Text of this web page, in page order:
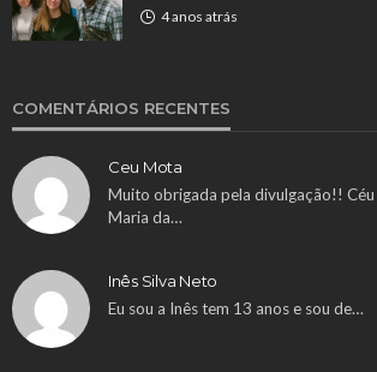
4 anos atrás
COMENTÁRIOS RECENTES
Ceu Mota
Muito obrigada pela divulgação!!
Maria da…
Inês Silva Neto
Eu sou a Inês tem 13 anos e sou de…